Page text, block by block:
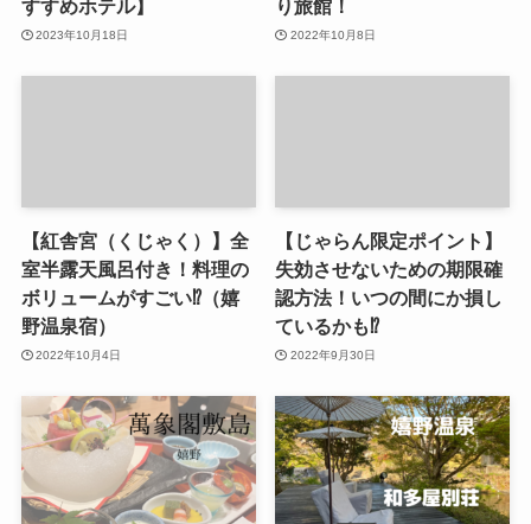
すすめホテル】
2023年10月18日
り旅館！
2022年10月8日
【紅舎宮（くじゃく）】全
室半露天風呂付き！料理の
ボリュームがすごい⁉（嬉
野温泉宿）
2022年10月4日
【じゃらん限定ポイント】
失効させないための期限確
認方法！いつの間にか損し
ているかも⁉
2022年9月30日